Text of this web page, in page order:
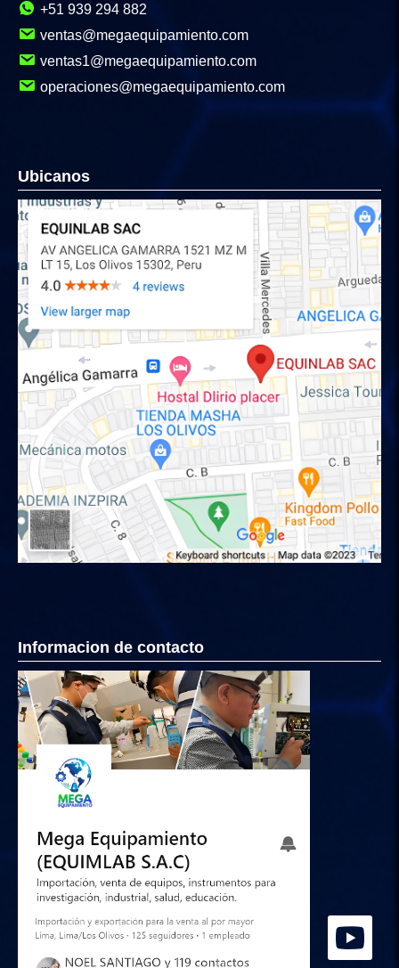
+51 939 294 882
ventas@megaequipamiento.com
ventas1@megaequipamiento.com
operaciones@megaequipamiento.com
Ubicanos
Informacion de contacto